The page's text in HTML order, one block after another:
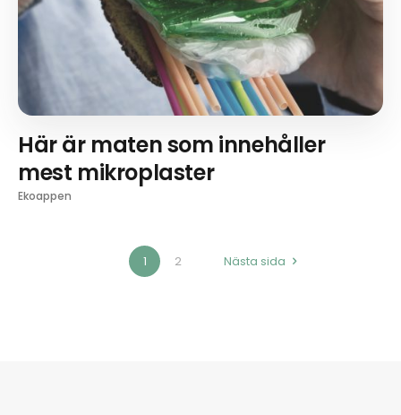
Här är maten som innehåller
mest mikroplaster
Ekoappen
1 2 Nästa sida